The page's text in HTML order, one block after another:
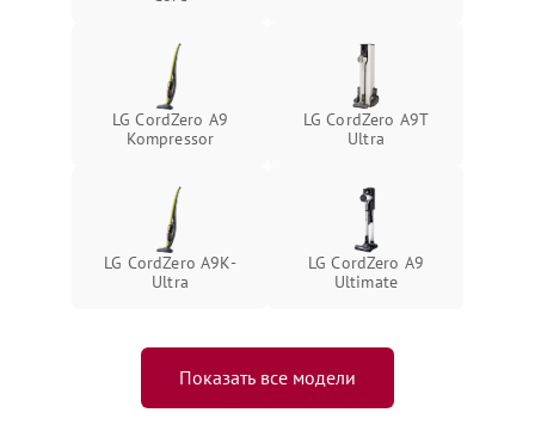
LG CordZero A9
Kompressor
LG CordZero A9T
Ultra
LG CordZero A9K-
Ultra
LG CordZero A9
Ultimate
Показать все модели